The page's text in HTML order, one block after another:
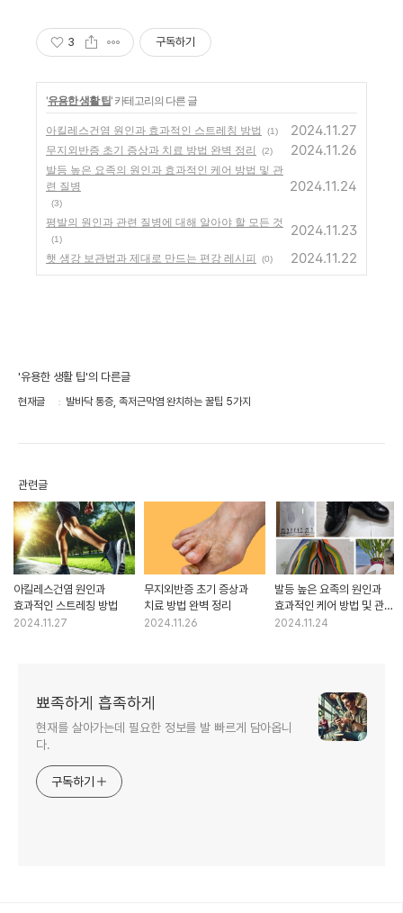
3 구독하기
'유용한 생활 팁' 카테고리의 다른 글
아킬레스건염 원인과 효과적인 스트레칭 방법 (1) 2024.11.27
무지외반증 초기 증상과 치료 방법 완벽 정리 (2) 2024.11.26
발등 높은 요족의 원인과 효과적인 케어 방법 및 관
련 질병
(3)
2024.11.24
평발의 원인과 관련 질병에 대해 알아야 할 모든 것
(1)
2024.11.23
햇 생강 보관법과 제대로 만드는 편강 레시피 (0) 2024.11.22
'유용한 생활 팁'의 다른글
현재글 발바닥 통증, 족저근막염 완치하는 꿀팁 5가지
관련글
아킬레스건염 원인과
효과적인 스트레칭 방법
2024.11.27
무지외반증 초기 증상과
치료 방법 완벽 정리
2024.11.26
발등 높은 요족의 원인과
효과적인 케어 방법 및 관련
질병
2024.11.24
뾰족하게 흡족하게
현재를 살아가는데 필요한 정보를 발 빠르게 담아옵니
다.
구독하기